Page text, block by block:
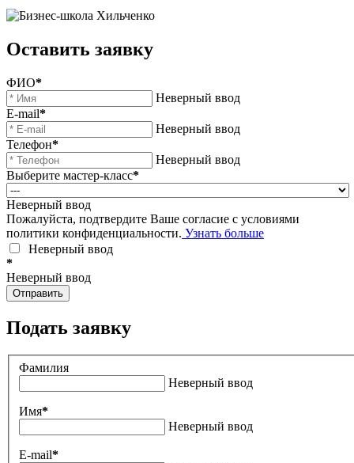
Оставить заявку
ФИО*
Неверный ввод
E-mail*
Неверный ввод
Телефон*
Неверный ввод
Выберите мастер-класс*
Неверный ввод
Пожалуйста, подтвердите Ваше согласие с условиями
политики конфиденциальности. Узнать больше
Неверный ввод
*
Неверный ввод
Отправить
Подать заявку
Фамилия
Неверный ввод
Имя*
Неверный ввод
E-mail*